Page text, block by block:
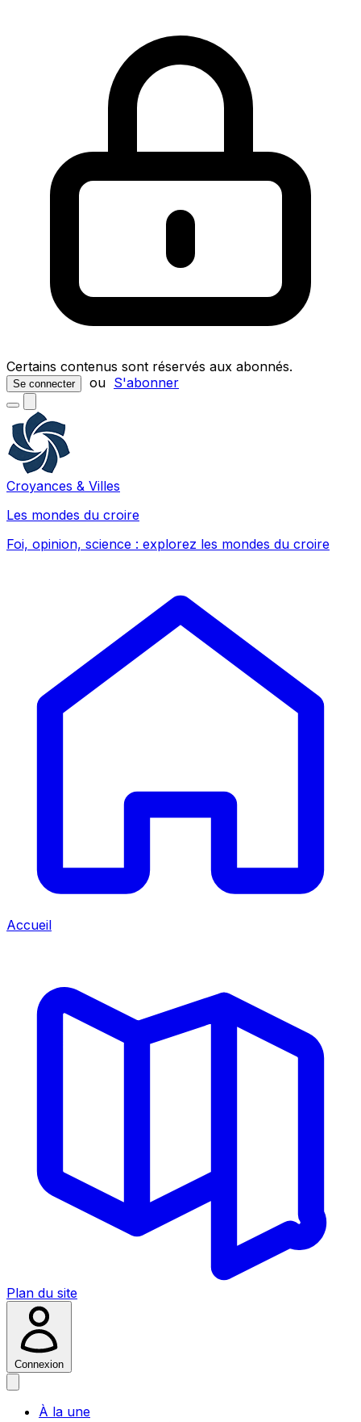
Certains contenus sont réservés aux abonnés.
Se connecter ou S'abonner
Croyances & Villes
Les mondes du croire
Foi, opinion, science : explorez les mondes du croire
Accueil
Plan du site
Connexion
À la une